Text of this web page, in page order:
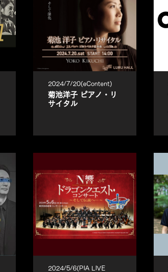
2024/7/20(eContent)
菊池洋子 ピアノ・リ
サイタル
2024/5/6(PIA LIVE